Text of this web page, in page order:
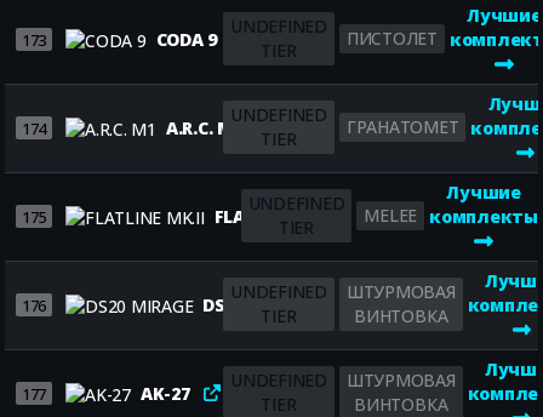
173 CODA 9
UNDEFINED
TIER
ПИСТОЛЕТ
Лучшие
174 A.R.C. M1
UNDEFINED
TIER
ГРАНАТОМЕТ
175 FLATLINE MK.II
UNDEFINED
TIER
MELEE
Лучшие
комплекты
176 DS20 MIRAGE
UNDEFINED
TIER
ШТУРМОВАЯ
ВИНТОВКА
177 AK-27
UNDEFINED
TIER
ШТУРМОВАЯ
ВИНТОВКА